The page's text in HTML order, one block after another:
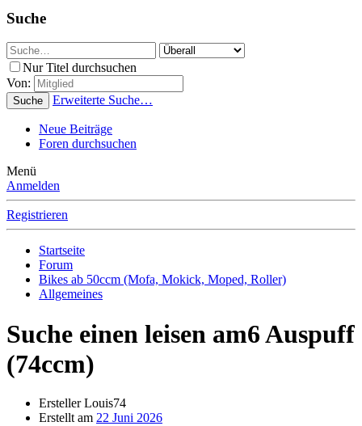
Suche
Nur Titel durchsuchen
Von:
Suche Erweiterte Suche…
Neue Beiträge
Foren durchsuchen
Menü
Anmelden
Registrieren
Startseite
Forum
Bikes ab 50ccm (Mofa, Mokick, Moped, Roller)
Allgemeines
Suche einen leisen am6 Auspuff
(74ccm)
ErstellerLouis74
Erstellt am 22 Juni 2026